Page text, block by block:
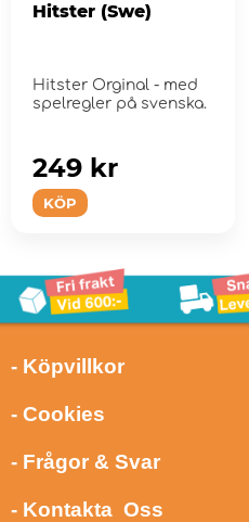
Hitster (Swe)
Hitster Orginal - med
spelregler på svenska.
KÖP
249 kr
- Köpvillkor
- Cookies
- Frågor & Svar
- Kontakta Oss